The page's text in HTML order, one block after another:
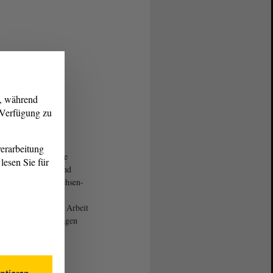
verabschiedete
imGesetz
- und
des Landes Sachsen-
setzen ihre Arbeit
in den Bezirkstagen
während
zu
Sie für